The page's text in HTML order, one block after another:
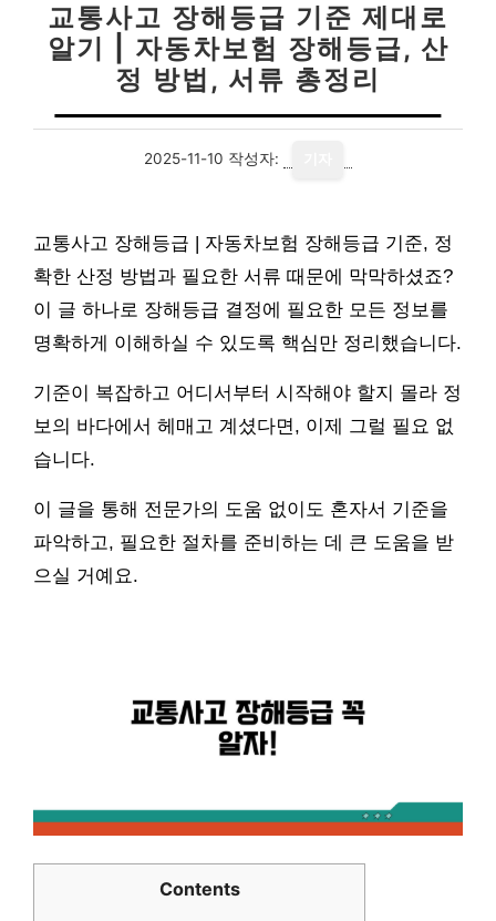
교통사고 장해등급 기준 제대로
알기 | 자동차보험 장해등급, 산
정 방법, 서류 총정리
2025-11-10 작성자:
교통사고 장해등급 | 자동차보험 장해등급 기준, 정
확한 산정 방법과 필요한 서류 때문에 막막하셨죠?
이 글 하나로 장해등급 결정에 필요한 모든 정보를
명확하게 이해하실 수 있도록 핵심만 정리했습니다.
기준이 복잡하고 어디서부터 시작해야 할지 몰라 정
보의 바다에서 헤매고 계셨다면, 이제 그럴 필요 없
습니다.
이 글을 통해 전문가의 도움 없이도 혼자서 기준을
파악하고, 필요한 절차를 준비하는 데 큰 도움을 받
으실 거예요.
Contents